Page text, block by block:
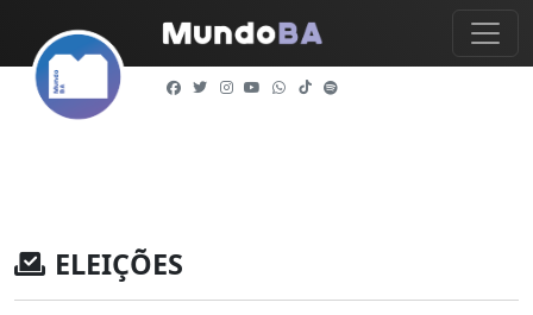
ELEIÇÕES